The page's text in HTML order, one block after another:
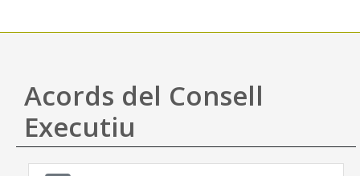
Utilitats
Ajuda
Acords del Consell
Executiu